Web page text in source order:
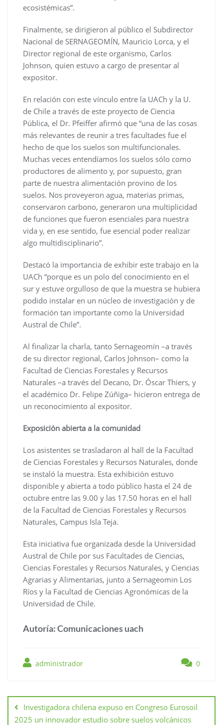
ecosistémicas”.
Finalmente, se dirigieron al público el Subdirector
Nacional de SERNAGEOMÍN, Mauricio Lorca, y el
Director regional de este organismo, Carlos
Johnson, quien estuvo a cargo de presentar al
expositor.
En relación con este vínculo entre la UACh y la U.
de Chile a través de este proyecto de Ciencia
Pública, el Dr. Pfeiffer afirmó que “una de las cosas
más relevantes de reunir a tres facultades fue el
hecho de que los suelos son multifuncionales.
Muchas veces entendíamos los suelos sólo como
productores de alimento y, por supuesto, gran
parte de nuestra alimentación provino de los
suelos. Nos proveyeron agua, materias primas,
conservaron carbono, generaron una multiplicidad
de funciones que fueron esenciales para nuestra
vida y, en ese sentido, fue esencial poder realizar
algo multidisciplinario”.
Destacó la importancia de exhibir este trabajo en la
UACh “porque es un polo del conocimiento en el
sur y estuve orgulloso de que la muestra se hubiera
podido instalar en un núcleo de investigación y de
formación tan importante como la Universidad
Austral de Chile”.
Al finalizar la charla, tanto Sernageomín –a través
de su director regional, Carlos Johnson– como la
Facultad de Ciencias Forestales y Recursos
Naturales –a través del Decano, Dr. Óscar Thiers, y
el académico Dr. Felipe Zúñiga– hicieron entrega de
un reconocimiento al expositor.
Exposición abierta a la comunidad
Los asistentes se trasladaron al hall de la Facultad
de Ciencias Forestales y Recursos Naturales, donde
se instaló la muestra. Esta exhibición estuvo
disponible y abierta a todo público hasta el 24 de
octubre entre las 9.00 y las 17.50 horas en el hall
de la Facultad de Ciencias Forestales y Recursos
Naturales, Campus Isla Teja.
Esta iniciativa fue organizada desde la Universidad
Austral de Chile por sus Facultades de Ciencias,
Ciencias Forestales y Recursos Naturales, y Ciencias
Agrarias y Alimentarias, junto a Sernageomin Los
Ríos y la Facultad de Ciencias Agronómicas de la
Universidad de Chile.
Autoría: Comunicaciones uach
administrador 0
de
entradas
Investigadora chilena expuso en Congreso Eurosoil
2025 un innovador estudio sobre suelos volcánicos